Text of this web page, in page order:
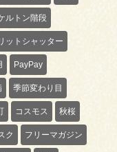
ルトン階段
ットシャッター
PayPay
季節変わり目
コスモス 秋桜
ク フリーマガジン